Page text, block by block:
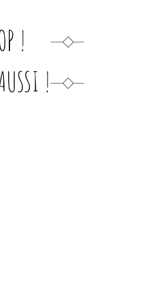
!
!